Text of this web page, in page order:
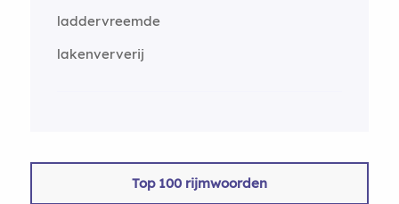
laddervreemde
lakenververij
Top 100 rijmwoorden